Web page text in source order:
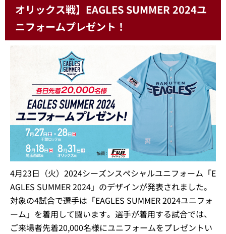
オリックス戦】EAGLES SUMMER 2024ユ
ニフォームプレゼント！
4月23日（火）2024シーズンスペシャルユニフォーム「E
AGLES SUMMER 2024」のデザインが発表されました。
対象の4試合で選手は「EAGLES SUMMER 2024ユニフォ
ーム」を着用して闘います。選手が着用する試合では、
ご来場者先着20,000名様にユニフォームをプレゼントい